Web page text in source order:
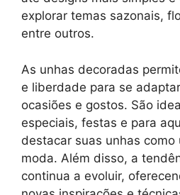
explorar temas sazonais,
entre outros.
As unhas decoradas
e liberdade para se
ocasiões e gostos. São
especiais, festas e para
destacar suas unhas como
moda. Além disso, a
continua a evoluir,